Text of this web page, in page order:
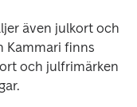
även julkort och
Kammari finns
och julfrimärken